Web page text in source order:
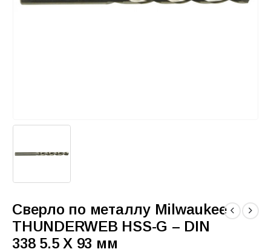
Сверло по металлу Milwaukee
THUNDERWEB HSS-G – DIN
338 5.5 X 93 мм